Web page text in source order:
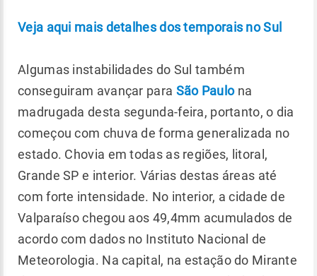
Veja aqui mais detalhes dos temporais no Sul
Algumas instabilidades do Sul também
conseguiram avançar para São Paulona
madrugada desta segunda-feira, portanto, o dia
começou com chuva de forma generalizada no
estado. Chovia em todas as regiões, litoral,
Grande SP e interior. Várias destas áreas até
com forte intensidade. No interior, a cidade de
Valparaíso chegou aos 49,4mm acumulados de
acordo com dados no Instituto Nacional de
Meteorologia. Na capital, na estação do Mirante